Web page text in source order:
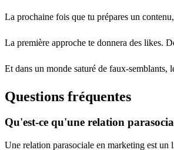
La prochaine fois que tu prépares un
La première approche te donnera des likes.
Et dans un monde saturé de faux-
Questions fréquentes
Qu'est-ce qu'une relation
Une relation parasociale en marketing est